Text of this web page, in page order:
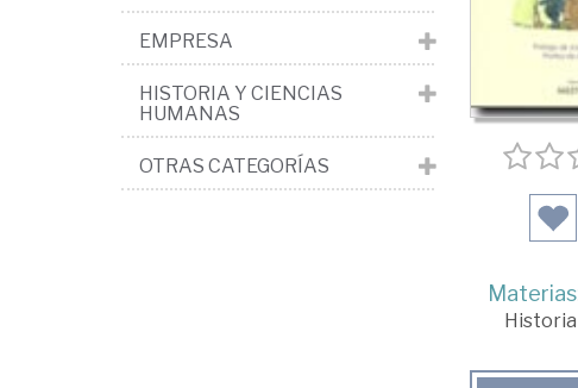
Historia
EMPRESA
HISTORIA Y CIENCIAS
HUMANAS
OTRAS CATEGORÍAS